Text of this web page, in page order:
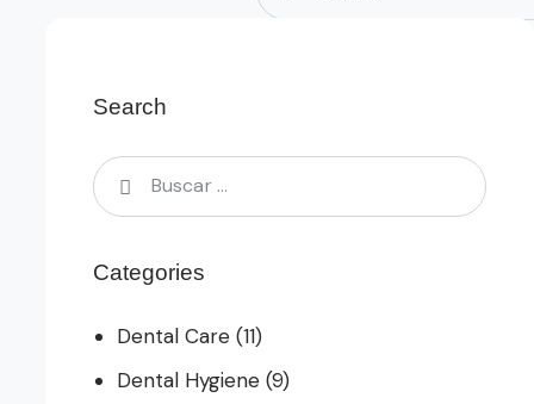
Search
Categories
Dental Care (11)
Dental Hygiene (9)